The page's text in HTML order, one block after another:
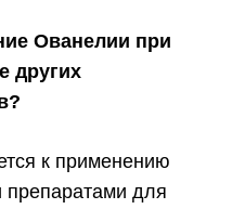
Ованелии при
других
к применению
препаратами для